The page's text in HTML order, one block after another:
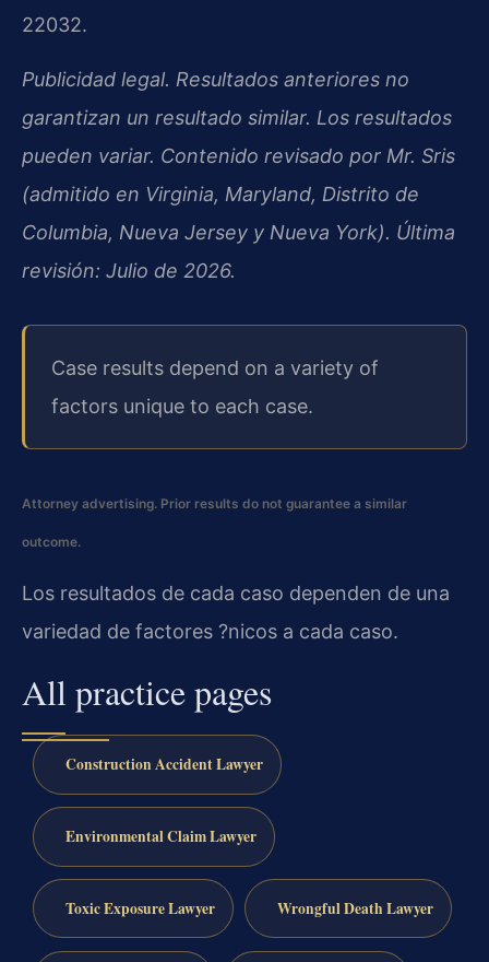
22032.
Publicidad legal. Resultados anteriores no
garantizan un resultado similar. Los resultados
pueden variar. Contenido revisado por Mr. Sris
(admitido en Virginia, Maryland, Distrito de
Columbia, Nueva Jersey y Nueva York). Última
revisión: Julio de 2026.
Case results depend on a variety of
factors unique to each case.
Attorney advertising. Prior results do not guarantee a similar
outcome.
Los resultados de cada caso dependen de una
variedad de factores ?nicos a cada caso.
All practice pages
Construction Accident Lawyer
Environmental Claim Lawyer
Toxic Exposure Lawyer Wrongful Death Lawyer